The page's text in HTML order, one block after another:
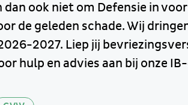
dan ook niet om Defensie in
de geleden schade. Wij
2027. Liep jij
hulp en advies aan bij onze